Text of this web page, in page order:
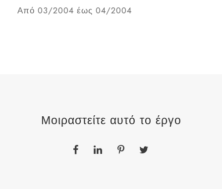
Από 03/2004 έως 04/2004
Μοιραστείτε αυτό το έργο